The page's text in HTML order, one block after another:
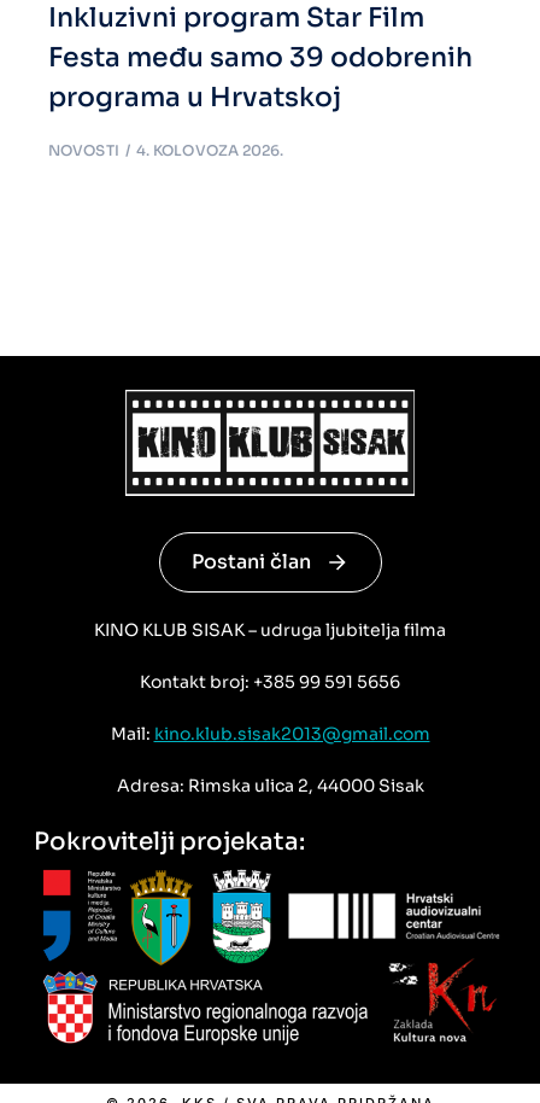
Inkluzivni program Star Film
Festa među samo 39 odobrenih
programa u Hrvatskoj
NOVOSTI 4. KOLOVOZA 2026.
Postani član
KINO KLUB SISAK – udruga ljubitelja filma
Kontakt broj: +385 99 591 5656
Mail: kino.klub.sisak2013@gmail.com
Adresa: Rimska ulica 2, 44000 Sisak
Pokrovitelji projekata: